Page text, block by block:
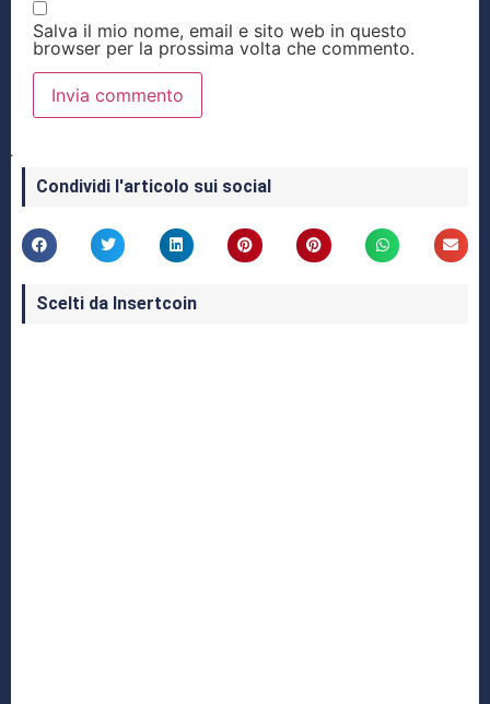
Salva il mio nome, email e sito web in questo
browser per la prossima volta che commento.
Condividi l'articolo sui social
Scelti da Insertcoin